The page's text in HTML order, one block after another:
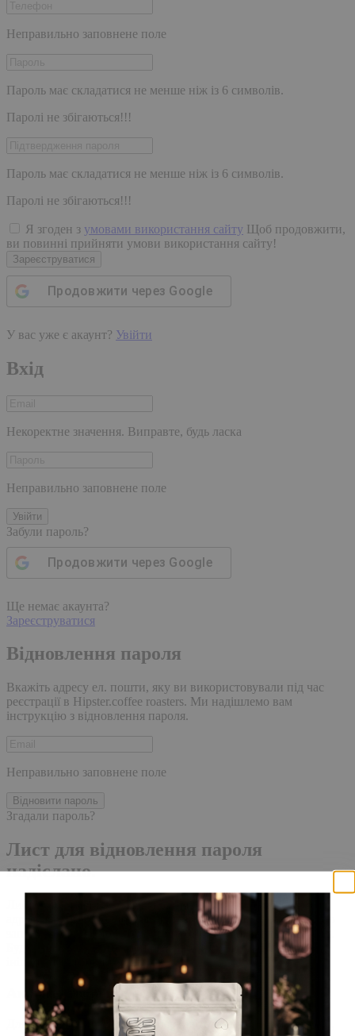
Неправильно заповнене поле
Пароль має складатися не менше ніж із 6 символів.
Паролі не збігаються!!!
Пароль має складатися не менше ніж із 6 символів.
Паролі не збігаються!!!
Я згоден з умовами використання сайту Щоб продовжити,
ви повинні прийняти умови використання сайту!
Зареєструватися
Продовжити через Google
У вас уже є акаунт? Увійти
Вхід
Некоректне значення. Виправте, будь ласка
Неправильно заповнене поле
Увійти
Забули пароль?
Продовжити через Google
Ще немає акаунта?
Зареєструватися
Відновлення пароля
Вкажіть адресу ел. пошти, яку ви використовували під час
реєстрації в Hipster.coffee roasters. Ми надішлемо вам
інструкцію з відновлення пароля.
Неправильно заповнене поле
Відновити пароль
Згадали пароль?
Лист для відновлення пароля
надіслано.
Лист із посиланням для скидання пароля було надіслано на
адресу електронної пошти, прив'язану до вашого облікового
запису, доставка повідомлення може зайняти кілька хвилин.
Будь ласка, зачекайте щонайменше 10 хвилин, перш ніж
ініціювати ще один запит.
Акаунт створено
Для завершення реєстрації, перейдіть за посиланням у листі,